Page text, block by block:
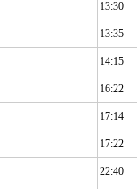
13:30
13:35
14:15
16:22
17:14
17:22
22:40